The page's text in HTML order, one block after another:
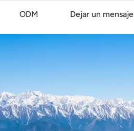
ODM Dejar un mensaje